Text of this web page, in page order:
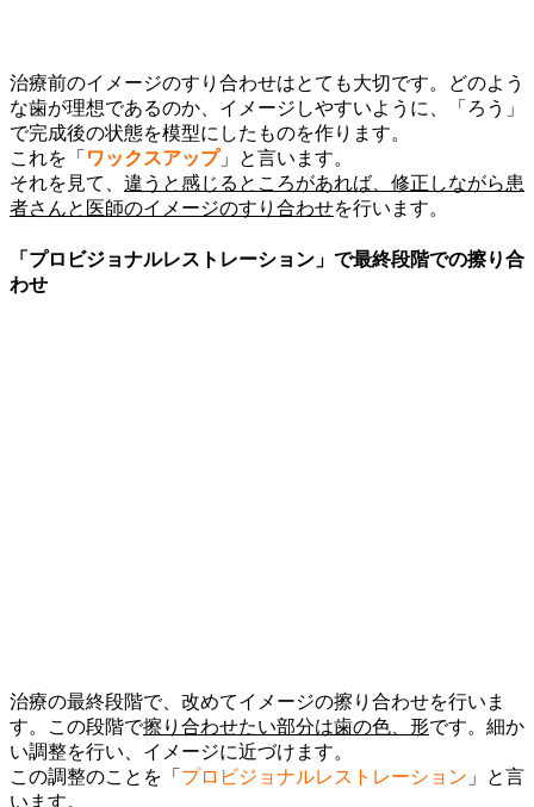
治療前のイメージのすり合わせはとても大切です。どのよう
な歯が理想であるのか、イメージしやすいように、「ろう」
で完成後の状態を模型にしたものを作ります。
これを「 ワックスアップ」と言います。
それを見て、 違うと感じるところがあれば、修正しながら患
者さんと医師のイメージのすり合わせを行います。
「プロビジョナルレストレーション」で最終段階での擦り合
わせ
治療の最終段階で、改めてイメージの擦り合わせを行いま
す。この段階で擦り合わせたい部分は歯の色、形です。細か
い調整を行い、イメージに近づけます。
この調整のことを「 プロビジョナルレストレーション 」と言
います。